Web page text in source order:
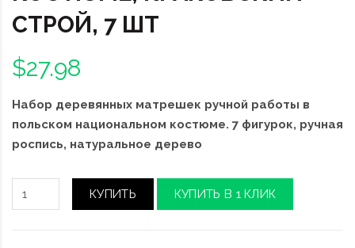
СТРОЙ, 7 ШТ
$27.98
Набор деревянных матрешек ручной работы в
польском национальном костюме. 7 фигурок, ручная
роспись, натуральное дерево
КУПИТЬ КУПИТЬ В 1 КЛИК